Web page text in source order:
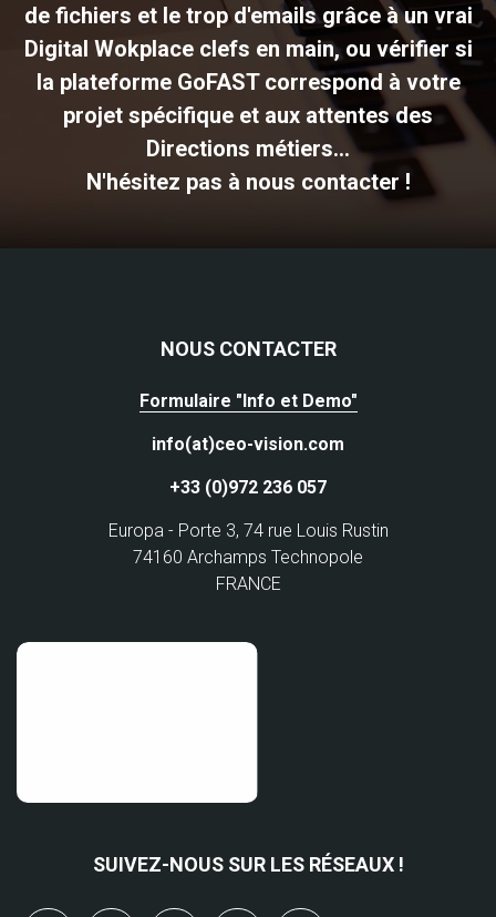
de fichiers et le trop d'emails grâce à un vrai
Digital Wokplace clefs en main, ou vérifier si
la plateforme GoFAST correspond à votre
projet spécifique et aux attentes des
Directions métiers...
N'hésitez pas à nous contacter !
NOUS CONTACTER
Formulaire "Info et Demo"
info(at)ceo-vision.com
+33 (0)972 236 057
Europa - Porte 3, 74 rue Louis Rustin
74160 Archamps Technopole
FRANCE
SUIVEZ-NOUS SUR LES RÉSEAUX !